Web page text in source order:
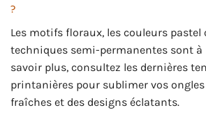
?
Les motifs floraux, les couleurs pastel
techniques semi-permanentes sont à
savoir plus, consultez les dernières
printanières pour sublimer vos
fraîches et des designs éclatants.